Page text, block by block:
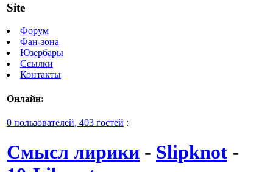
Site
Форум
Фан-зона
Юзербары
Ссылки
Контакты
Онлайн:
0 пользователей, 403 гостей :
Смысл лирики - Slipknot -